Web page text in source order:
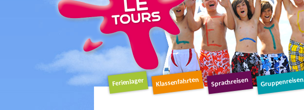
Navigation
Ferienlager Klassenfahrten Sprachreisen Gruppenreisen